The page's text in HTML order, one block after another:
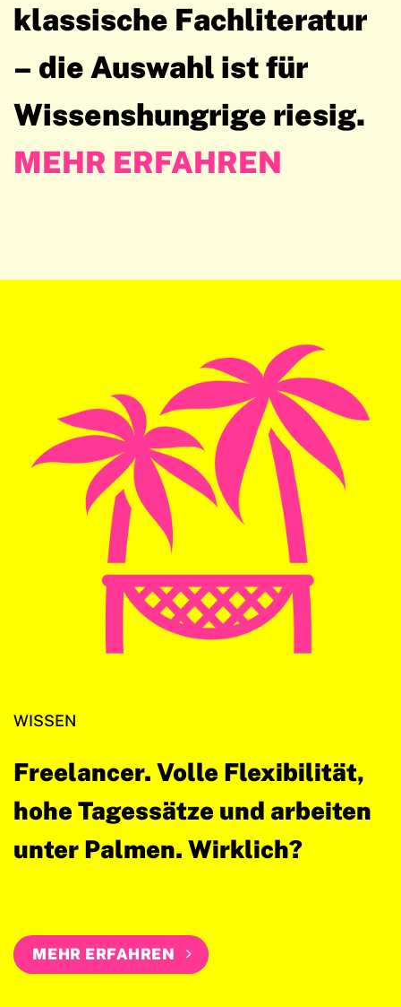
klassische Fachliteratur
– die Auswahl ist für
Wissenshungrige riesig.
MEHR ERFAHREN
WISSEN
Freelancer. Volle Flexibilität,
hohe Tagessätze und arbeiten
unter Palmen. Wirklich?
MEHR ERFAHREN